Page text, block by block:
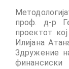
проф. д-р
проектот
Илијана
Здружение
финансиски